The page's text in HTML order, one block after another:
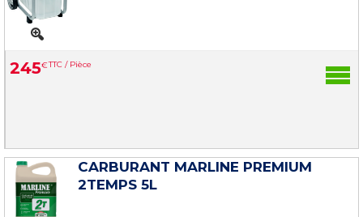
245€TTC / Pièce
CARBURANT MARLINE PREMIUM
2TEMPS 5L